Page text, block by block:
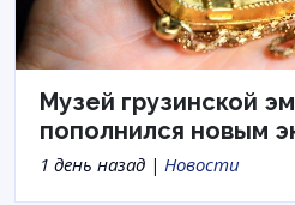
Музей грузинской
пополнился новым
1 день назад | Новости